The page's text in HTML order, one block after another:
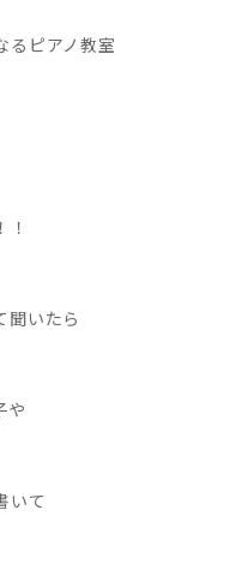
るピアノ教室
！
聞いたら
や
いて